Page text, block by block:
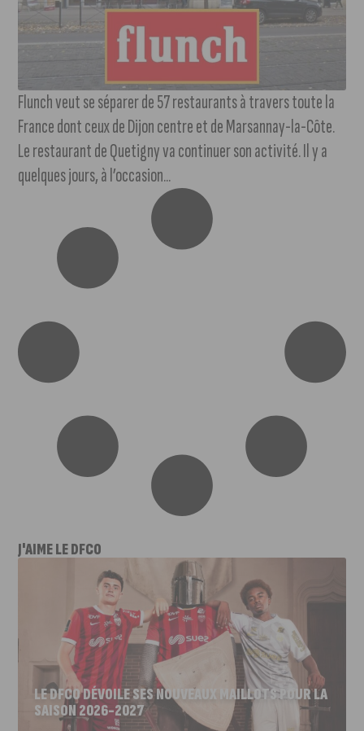
Flunch veut se séparer de 57 restaurants à travers toute la
France dont ceux de Dijon centre et de Marsannay-la-Côte.
Le restaurant de Quetigny va continuer son activité. Il y a
quelques jours, à l’occasion...
J'AIME LE DFCO
LE DFCO DÉVOILE SES NOUVEAUX MAILLOTS POUR LA
SAISON 2026-2027